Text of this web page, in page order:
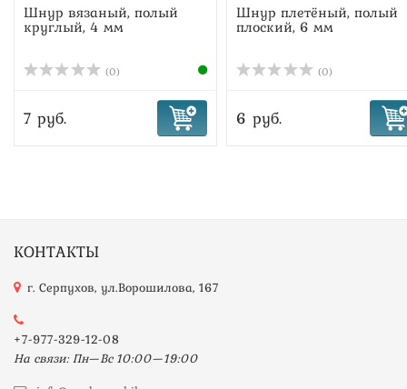
Шнур вязаный, полый
круглый, 4 мм
(0)
7 руб.
Шнур плетёный, полый
плоский, 6 мм
(0)
6 руб.
КОНТАКТЫ
г. Серпухов, ул.Ворошилова, 167
+7-977-329-12-08
На связи: Пн—Вс 10:00—19:00